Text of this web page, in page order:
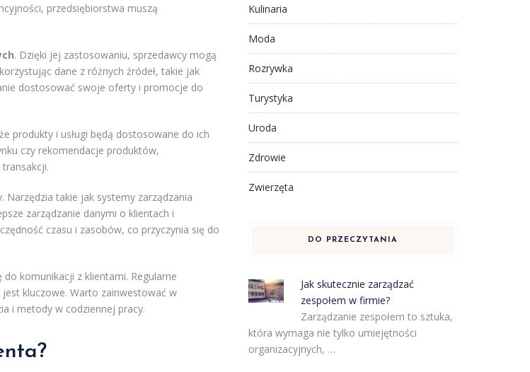
przedsiębiorstwa muszą
. Dzięki jej zastosowaniu, sprzedawcy mogą
dane z różnych źródeł, takie jak
dostosować swoje oferty i promocje do
produkty i usługi będą dostosowane do ich
czy rekomendacje produktów,
Narzędzia takie jak systemy zarządzania
zarządzanie danymi o klientach i
czasu i zasobów, co przyczynia się do
do komunikacji z klientami. Regularne
kluczowe. Warto zainwestować w
i metody w codziennej pracy.
Kulinaria
Moda
Rozrywka
Turystyka
Uroda
Zdrowie
Zwierzęta
DO PRZECZYTANIA
Jak skutecznie zarządzać
zespołem w firmie?
Zarządzanie zespołem to sztuka,
która wymaga nie tylko umiejętności
organizacyjnych, …